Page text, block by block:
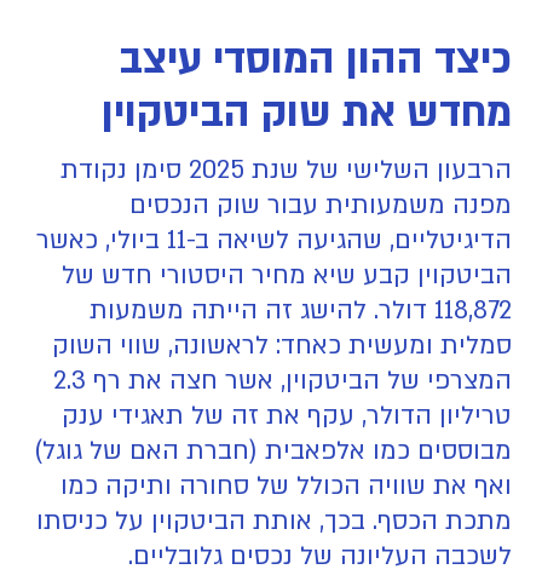
כיצד ההון המוסדי עיצב
מחדש את שוק הביטקוין
הרבעון השלישי של שנת 2025 סימן נקודת
מפנה משמעותית עבור שוק הנכסים
הדיגיטליים, שהגיעה לשיאה ב-11 ביולי, כאשר
הביטקוין קבע שיא מחיר היסטורי חדש של
118,872 דולר. להישג זה הייתה משמעות
סמלית ומעשית כאחד: לראשונה, שווי השוק
המצרפי של הביטקוין, אשר חצה את רף 2.3
טריליון הדולר, עקף את זה של תאגידי ענק
מבוססים כמו אלפאבית (חברת האם של גוגל)
ואף את שוויה הכולל של סחורה ותיקה כמו
מתכת הכסף. בכך, אותת הביטקוין על כניסתו
לשכבה העליונה של נכסים גלובליים.